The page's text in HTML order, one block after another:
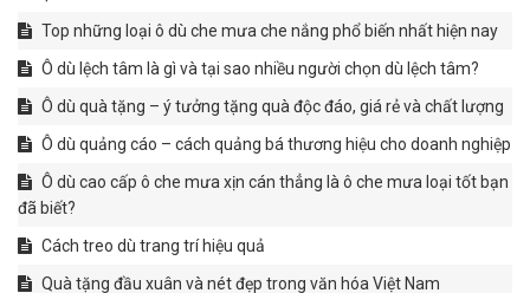
​​​​​​​Top những loại ô dù che mưa che nắng phổ biến nhất hiện nay
Ô dù lệch tâm là gì và tại sao nhiều người chọn dù lệch tâm?
Ô dù quà tặng – ý tưởng tặng quà độc đáo, giá rẻ và chất lượng
Ô dù quảng cáo – cách quảng bá thương hiệu cho doanh nghiệp
Ô dù cao cấp ô che mưa xịn cán thẳng là ô che mưa loại tốt bạn
đã biết?
Cách treo dù trang trí hiệu quả
Quà tặng đầu xuân và nét đẹp trong văn hóa Việt Nam